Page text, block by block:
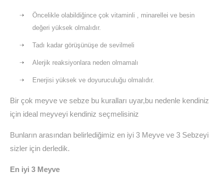
Öncelikle olabildiğince çok vitaminli , minarellei ve besin
değeri yüksek olmalıdır.
Tadı kadar görüşünüşe de sevilmeli
Alerjik reaksiyonlara neden olmamalı
Enerjisi yüksek ve doyuruculuğu olmalıdır.
Bir çok meyve ve sebze bu kuralları uyar,bu nedenle kendiniz
için ideal meyveyi kendiniz seçmelisiniz
Bunların arasından belirlediğimiz en iyi 3 Meyve ve 3 Sebzeyi
sizler için derledik.
En iyi 3 Meyve